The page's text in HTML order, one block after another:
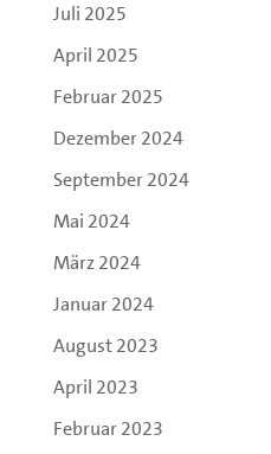
Juli 2025
April 2025
Februar 2025
Dezember 2024
September 2024
Mai 2024
März 2024
Januar 2024
August 2023
April 2023
Februar 2023